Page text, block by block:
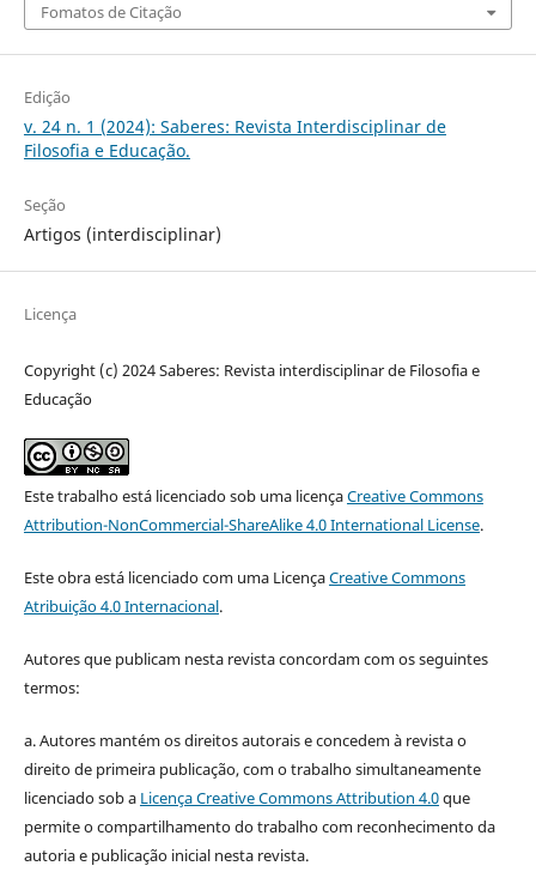
Fomatos de Citação
Edição
v. 24 n. 1 (2024): Saberes: Revista Interdisciplinar de
Filosofia e Educação.
Seção
Artigos (interdisciplinar)
Licença
Copyright (c) 2024 Saberes: Revista interdisciplinar de Filosofia e
Educação
Este trabalho está licenciado sob uma licençaCreative Commons
Attribution-NonCommercial-ShareAlike 4.0 International License.
Este obra está licenciado com uma LicençaCreative Commons
Atribuição 4.0 Internacional.
Autores que publicam nesta revista concordam com os seguintes
termos:
a. Autores mantém os direitos autorais e concedem à revista o
direito de primeira publicação, com o trabalho simultaneamente
licenciado sob a Licença Creative Commons Attribution 4.0que
permite o compartilhamento do trabalho com reconhecimento da
autoria e publicação inicial nesta revista.